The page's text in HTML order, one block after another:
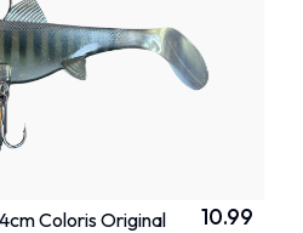
Coloris Original
10.99